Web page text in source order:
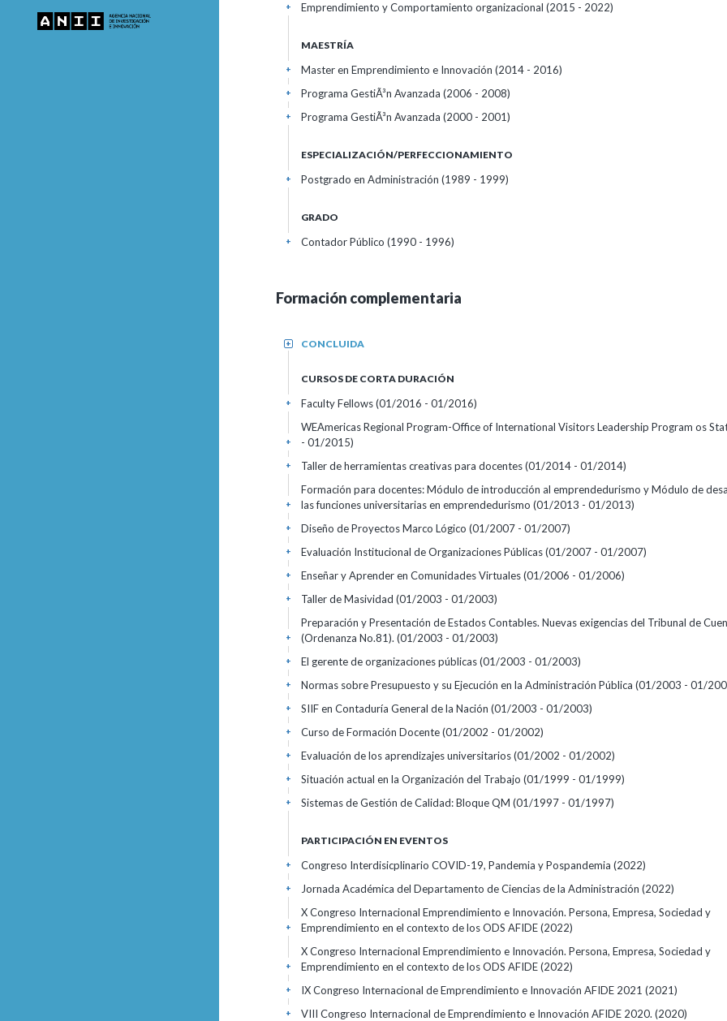
Emprendimiento y Comportamiento organizacional (2015 - 2022)
+
MAESTRÍA
Master en Emprendimiento e Innovación (2014 - 2016)
+
Programa GestiÃ³n Avanzada (2006 - 2008)
+
Programa GestiÃ³n Avanzada (2000 - 2001)
+
ESPECIALIZACIÓN/PERFECCIONAMIENTO
Postgrado en Administración (1989 - 1999)
+
GRADO
Contador Público (1990 - 1996)
+
Formación complementaria
CONCLUIDA
+
CURSOS DE CORTA DURACIÓN
Faculty Fellows(01/2016 - 01/2016)
+
WEAmericas Regional Program-Office of International Visitors Leadership Program os
- 01/2015)
+
Taller de herramientas creativas para docentes(01/2014 - 01/2014)
+
Formación para docentes: Módulo de introducción al emprendedurismo y Módulo de
las funciones universitarias en emprendedurismo (01/2013 - 01/2013)
+
Diseño de Proyectos Marco Lógico (01/2007 - 01/2007)
+
Evaluación Institucional de Organizaciones Públicas(01/2007 - 01/2007)
+
Enseñar y Aprender en Comunidades Virtuales(01/2006 - 01/2006)
+
Taller de Masividad (01/2003 - 01/2003)
+
Preparación y Presentación de Estados Contables. Nuevas exigencias del Tribunal de
(Ordenanza No.81). (01/2003 - 01/2003)
+
El gerente de organizaciones públicas(01/2003 - 01/2003)
+
Normas sobre Presupuesto y su Ejecución en la Administración Pública (01/2003 - 01/
+
SIIF en Contaduría General de la Nación (01/2003 - 01/2003)
+
Curso de Formación Docente(01/2002 - 01/2002)
+
Evaluación de los aprendizajes universitarios(01/2002 - 01/2002)
+
Situación actual en la Organización del Trabajo (01/1999 - 01/1999)
+
Sistemas de Gestión de Calidad: Bloque QM (01/1997 - 01/1997)
+
PARTICIPACIÓN EN EVENTOS
Congreso Interdisicplinario COVID-19, Pandemia y Pospandemia (2022)
+
Jornada Académica del Departamento de Ciencias de la Administración (2022)
+
X Congreso Internacional Emprendimiento e Innovación. Persona, Empresa, Sociedad y
Emprendimiento en el contexto de los ODS AFIDE(2022)
+
X Congreso Internacional Emprendimiento e Innovación. Persona, Empresa, Sociedad y
Emprendimiento en el contexto de los ODS AFIDE(2022)
+
IX Congreso Internacional de Emprendimiento e Innovación AFIDE 2021 (2021)
+
VIII Congreso Internacional de Emprendimiento e Innovación AFIDE 2020. (2020)
+